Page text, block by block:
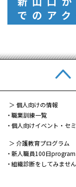
でのアク
＞ 個人向けの情報
職業訓練一覧
個人向けイベント・セ
＞ 介護教育プログラム
新人職員100日program
組織診断をしてみませ